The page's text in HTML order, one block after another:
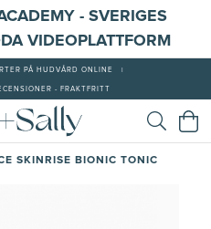
- SVERIGES
VIDEOPLATTFORM
PÅ HUDVÅRD ONLINE
- FRAKTFRITT
SKINRISE BIONIC TONIC